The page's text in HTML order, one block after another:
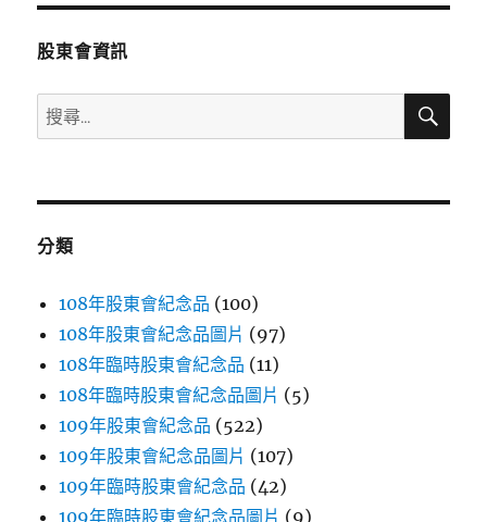
章:
股東會資訊
搜
尋
鍵
搜
分類
108年股東會紀念品 (100)
108年股東會紀念品圖片 (97)
108年臨時股東會紀念品 (11)
108年臨時股東會紀念品圖片 (5)
109年股東會紀念品 (522)
109年股東會紀念品圖片 (107)
109年臨時股東會紀念品 (42)
109年臨時股東會紀念品圖片 (9)